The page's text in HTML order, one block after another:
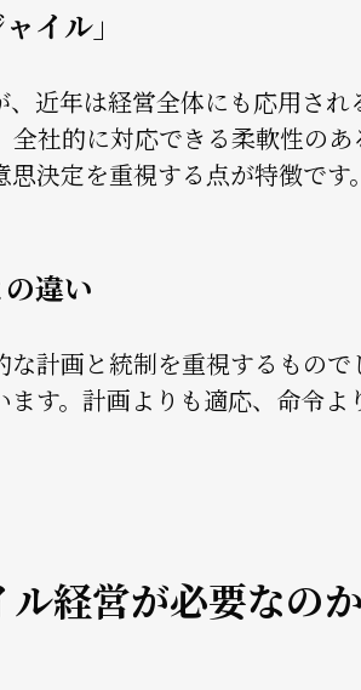
イル」
、近年は経営全体にも応用さ
社的に対応できる柔軟性の
決定を重視する点が特徴です。
違い
計画と統制を重視するもの
ます。計画よりも適応、命令
経営が必要なの